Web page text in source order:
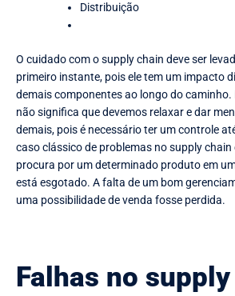
Distribuição
O cuidado com o supply chain deve ser
primeiro instante, pois ele tem um impacto
demais componentes ao longo do caminho.
não significa que devemos relaxar e dar
demais, pois é necessário ter um controle
caso clássico de problemas no supply
procura por um determinado produto em
está esgotado. A falta de um bom
uma possibilidade de venda fosse perdida.
Falhas no